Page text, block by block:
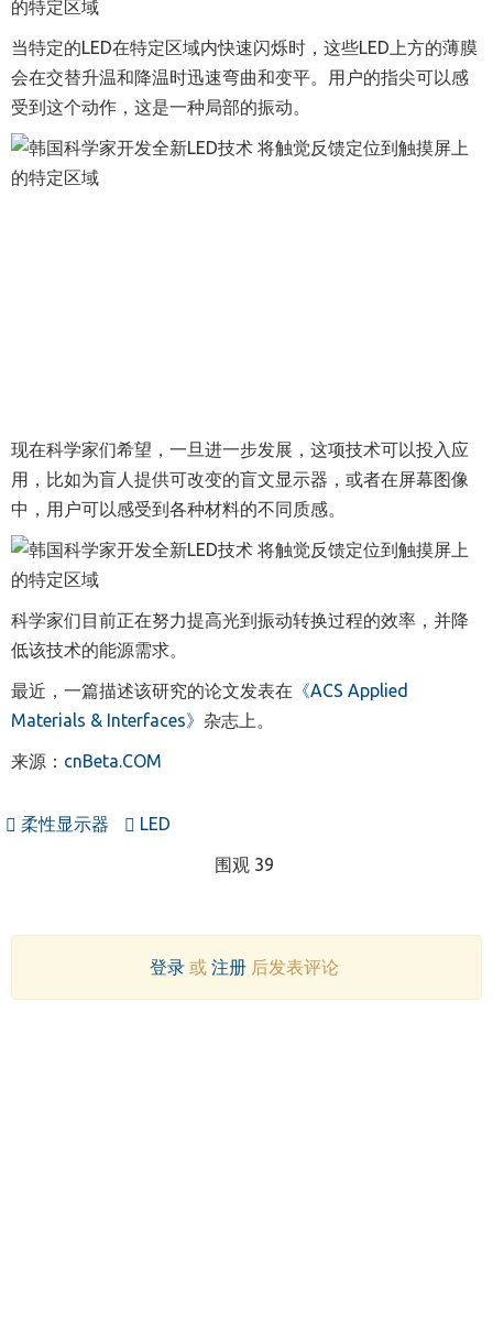
当特定的LED在特定区域内快速闪烁时，这些LED上方的薄膜
会在交替升温和降温时迅速弯曲和变平。用户的指尖可以感
受到这个动作，这是一种局部的振动。
现在科学家们希望，一旦进一步发展，这项技术可以投入应
用，比如为盲人提供可改变的盲文显示器，或者在屏幕图像
中，用户可以感受到各种材料的不同质感。
科学家们目前正在努力提高光到振动转换过程的效率，并降
低该技术的能源需求。
最近，一篇描述该研究的论文发表在 《ACS Applied
Materials & Interfaces》 杂志上。
来源： cnBeta.COM
柔性显示器 LED
围观 39
登录或 注册后发表评论